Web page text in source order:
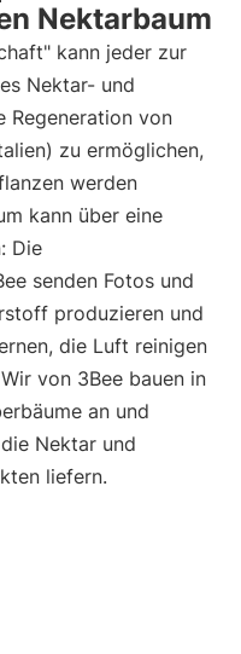
Nektarbaum
kann jeder zur
Nektar- und
Regeneration von
zu ermöglichen,
werden
kann über eine
Die
senden Fotos und
produzieren und
die Luft reinigen
von 3Bee bauen in
an und
Nektar und
liefern.